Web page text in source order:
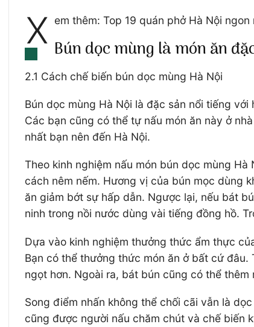
X em thêm: Top 19 quán phở Hà Nội
Bún dọc mùng là món ăn
2.1 Cách chế biến bún dọc mùng Hà Nội
Bún dọc mùng Hà Nội là đặc sản nổi tiếng
Các bạn cũng có thể tự nấu món ăn này ở
nhất bạn nên đến Hà Nội.
Theo kinh nghiệm nấu món bún dọc mùng
cách nêm nếm. Hương vị của bún mọc dùng
ăn giảm bớt sự hấp dẫn. Ngược lại, nếu bát
ninh trong nồi nước dùng vài tiếng đồng hồ.
Dựa vào kinh nghiệm thưởng thức ẩm thực
Bạn có thể thưởng thức món ăn ở bất cứ
ngọt hơn. Ngoài ra, bát bún cũng có thể
Song điểm nhấn không thể chối cãi vẫn là
cũng được người nấu chăm chút và chế biến